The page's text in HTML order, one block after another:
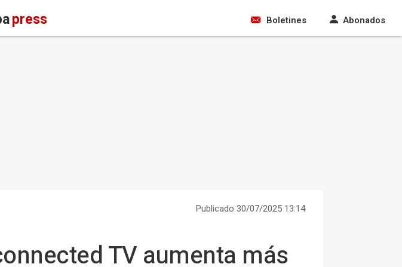
press Boletines Abonados
Publicado 30/07/2025 13:14
TV aumenta más